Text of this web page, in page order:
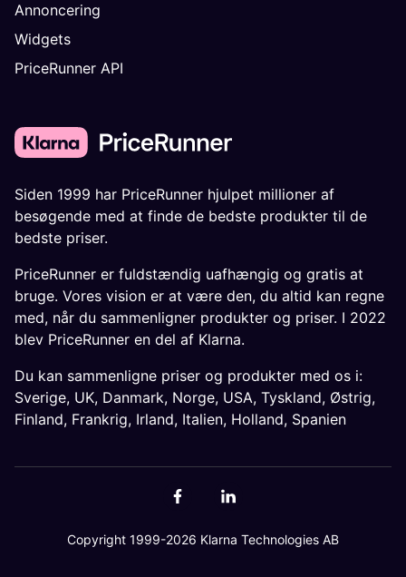
Annoncering
Widgets
PriceRunner API
Siden 1999 har PriceRunner hjulpet millioner af
besøgende med at finde de bedste produkter til de
bedste priser.
PriceRunner er fuldstændig uafhængig og gratis at
bruge. Vores vision er at være den, du altid kan regne
med, når du sammenligner produkter og priser. I 2022
blev PriceRunner en del af Klarna.
Du kan sammenligne priser og produkter med os i:
Sverige, UK, Danmark, Norge, USA, Tyskland, Østrig,
Finland, Frankrig, Irland, Italien, Holland, Spanien
Copyright 1999-2026 Klarna Technologies AB